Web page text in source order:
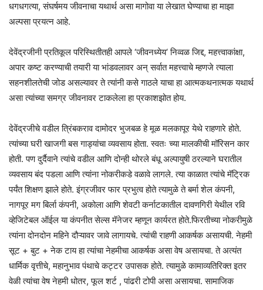
धगधगत्या, संघर्षमय जीवनाचा यथार्थ असा मागोवा या लेखात घेण्याचा हा माझा
अल्पसा प्रयत्न आहे.
देवेंद्रजीनी प्रतिकूल परिस्थितीतही आपले ‘जीवनध्येय‘ निव्वळ जिद्द, महत्त्वाकांक्षा,
अपार कष्ट करण्याची तयारी या भांडवलावर अन् सर्वात महत्त्वाचे म्हणजे त्याला
सहनशीलतेची जोड असल्यावर ते त्यांनी कसे गाठले याचा हा आत्मकथनात्मक यथार्थ
असा त्यांच्या समग्र जीवनावर टाकलेला हा प्रकाशझोत होय.
देवेंद्रजीचे वडील त्रिंबकराव दामोदर भुजबळ हे मूळ मलकापूर येथे राहणारे होते.
त्यांच्या घरी खाजगी बस गाड्यांचा व्यवसाय होता. स्वतः च्या मालकीची मॉरिसन कार
होती. पण दुर्दैवाने त्यांचे वडील आणि दोन्ही थोरले बंधू अल्पायुषी ठरल्याने घरातील
व्यवसाय बंद पडला आणि त्यांना नोकरीकडे वळावे लागले. त्या काळात त्यांचे मॅट्रिक
पर्यंत शिक्षण झाले होते. इंग्रजीवर फार प्रभुत्व होते त्यामुळे ते बर्मा शेल कंपनी,
नागपूर मग बिर्ला कंपनी, अकोला आणि शेवटी कर्नाटकातील दावणगिरी येथील रवि
व्हेजिटेबल ऑईल या कंपनीत सेल्स मॅनेजर म्हणून कार्यरत होते.फिरतीच्या नोकरीमुळे
त्यांना दोनदोन महिने दौऱ्यावर जावे लागायचे. त्यांची राहणी आकर्षक असायची. नेहमी
सूट + बुट + नेक टाय हा त्यांचा नेहमीचा आकर्षक असा वेष असायचा.‌ ते अत्यंत
धार्मिक वृत्तीचे, महानुभाव पंथाचे कट्टर उपासक होते. त्यामुळे कामाव्यतिरिक्त इतर
वेळी त्यांचा वेष नेहमी धोतर, फूल शर्ट , पांढरी टोपी असा असायचा. सामाजिक